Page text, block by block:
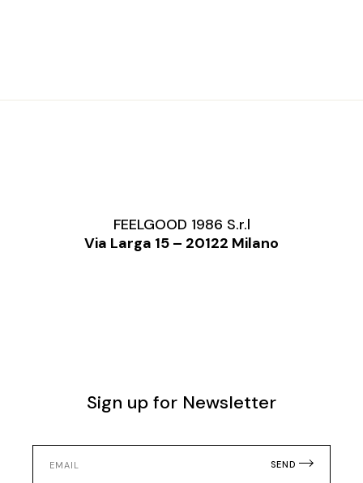
FEELGOOD 1986 S.r.l
Via Larga 15 – 20122 Milano
Sign up for Newsletter
SEND